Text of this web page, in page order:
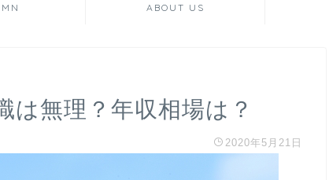
ABOUT US
は無理？年収相場は？
2020年5月21日